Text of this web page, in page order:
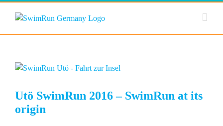
Zum
Inhalt
Zeige
Bild
Utö SwimRun 2016 – SwimRun at its
origin